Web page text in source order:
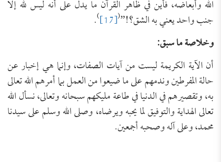
الله وأبعاضه، فأين في ظاهر القرآن ما يدل على أنه ليس لله إلا
جنب واحد يعني به الشق؟!”(
[17]
)
.
وخلاصة ما سبق:
أن الآية الكريمة ليست من آيات الصفات، وإنما هي إخبار عن
حالة المفرطين وندمهم على ما ضيعوا من العمل بما أمرهم الله تعالى
به، وتقصيرهم في الدنيا في طاعة مليكهم سبحانه وتعالى، نسأل الله
تعالى الهداية والتوفيق لما يحبه ويرضاه، وصلى الله وسلم على سيدنا
محمد، وعلى آله وصحبه أجمعين.